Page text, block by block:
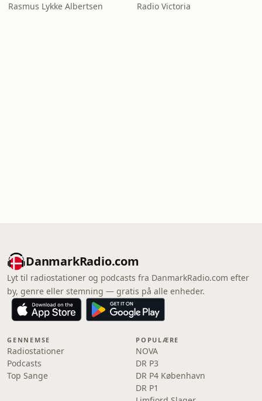
Rasmus Lykke Albertsen Radio Victoria
DanmarkRadio.com
Lyt til radiostationer og podcasts fra DanmarkRadio.com efter
by, genre eller stemning — gratis på alle enheder.
GENNEMSE
Radiostationer
Podcasts
Top Sange
POPULÆRE
NOVA
DR P3
DR P4 København
DR P1